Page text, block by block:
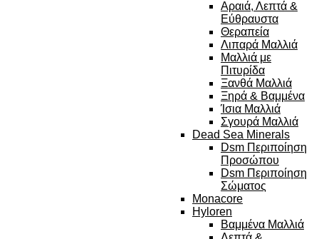
Αραιά, Λεπτά &
Εύθραυστα
Θεραπεία
Λιπαρά Μαλλιά
Μαλλιά με
Πιτυρίδα
Ξανθά Μαλλιά
Ξηρά & Βαμμένα
Ίσια Μαλλιά
Σγουρά Μαλλιά
Dead Sea Minerals
Dsm Περιποίηση
Προσώπου
Dsm Περιποίηση
Σώματος
Monacore
Hyloren
Βαμμένα Μαλλιά